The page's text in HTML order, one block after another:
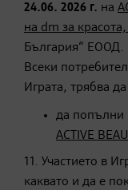
24.06. 2026 г. на
на dm за
България“ ЕООД.
Всеки
Играта, трябва
да попълни
ACTIVE
11. Участието в
каквато и да е